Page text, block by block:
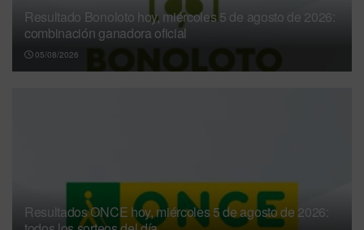
Resultado Bonoloto hoy, miércoles 5 de agosto de 2026:
combinación ganadora oficial
05/08/2026
Resultados ONCE hoy, miércoles 5 de agosto de 2026: